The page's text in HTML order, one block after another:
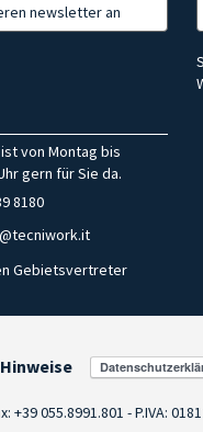
newsletter an
von Montag bis
gern für Sie da.
8180
Gebietsvertreter
+39 055.8991.801 - P.IVA: